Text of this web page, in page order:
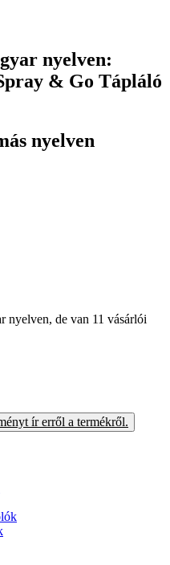
nyelven:
& Go Tápláló
nyelven
nyelven, de van 11 vásárlói
ír erről a termékről.